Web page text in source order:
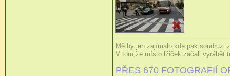
Mě by jen zajímalo kde pak soudruzi
V tom,že místo lžiček začali vyrábět
PŘES 670 FOTOGRAFIÍ